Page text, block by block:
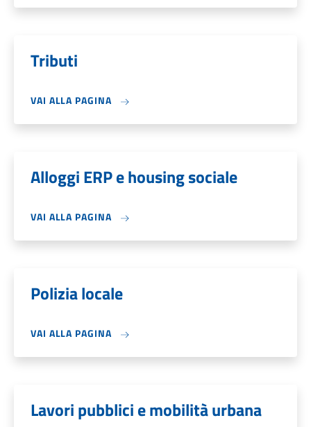
Tributi
VAI ALLA PAGINA
Alloggi ERP e housing sociale
VAI ALLA PAGINA
Polizia locale
VAI ALLA PAGINA
Lavori pubblici e mobilità urbana